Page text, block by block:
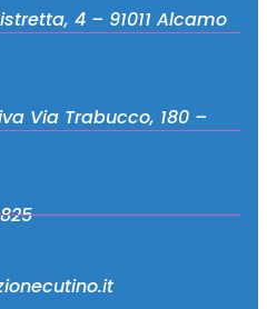
4 – 91011 Alcamo
Via Trabucco, 180 –